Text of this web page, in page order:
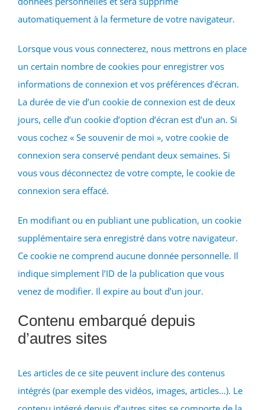
automatiquement à la fermeture de votre navigateur.
Lorsque vous vous connecterez, nous mettrons en place
un certain nombre de cookies pour enregistrer vos
informations de connexion et vos préférences d’écran.
La durée de vie d’un cookie de connexion est de deux
jours, celle d’un cookie d’option d’écran est d’un an. Si
vous cochez « Se souvenir de moi », votre cookie de
connexion sera conservé pendant deux semaines. Si
vous vous déconnectez de votre compte, le cookie de
connexion sera effacé.
En modifiant ou en publiant une publication, un cookie
supplémentaire sera enregistré dans votre navigateur.
Ce cookie ne comprend aucune donnée personnelle. Il
indique simplement l’ID de la publication que vous
venez de modifier. Il expire au bout d’un jour.
Contenu embarqué depuis
d’autres sites
Les articles de ce site peuvent inclure des contenus
intégrés (par exemple des vidéos, images, articles…). Le